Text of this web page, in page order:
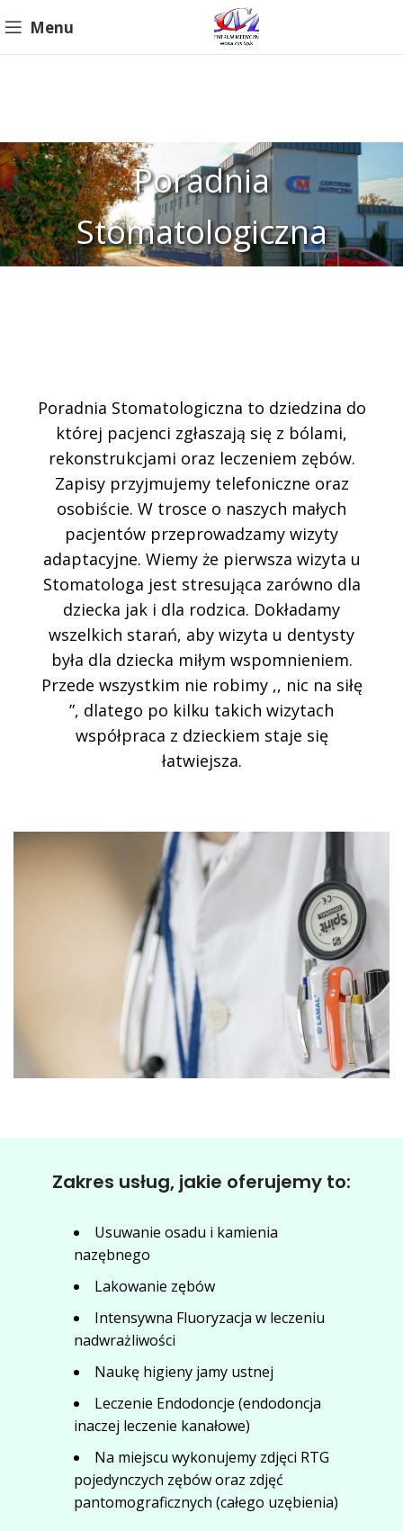
Menu
Poradnia
Stomatologiczna
Poradnia Stomatologiczna to dziedzina do
której pacjenci zgłaszają się z bólami,
rekonstrukcjami oraz leczeniem zębów.
Zapisy przyjmujemy telefoniczne oraz
osobiście. W trosce o naszych małych
pacjentów przeprowadzamy wizyty
adaptacyjne. Wiemy że pierwsza wizyta u
Stomatologa jest stresująca zarówno dla
dziecka jak i dla rodzica. Dokładamy
wszelkich starań, aby wizyta u dentysty
była dla dziecka miłym wspomnieniem.
Przede wszystkim nie robimy ,, nic na siłę
”, dlatego po kilku takich wizytach
współpraca z dzieckiem staje się
łatwiejsza.
Zakres usług, jakie oferujemy to:
Usuwanie osadu i kamienia
nazębnego
Lakowanie zębów
Intensywna Fluoryzacja w leczeniu
nadwrażliwości
Naukę higieny jamy ustnej
Leczenie Endodoncje (endodoncja
inaczej leczenie kanałowe)
Na miejscu wykonujemy zdjęci RTG
pojedynczych zębów oraz zdjęć
pantomograficznych (całego uzębienia)